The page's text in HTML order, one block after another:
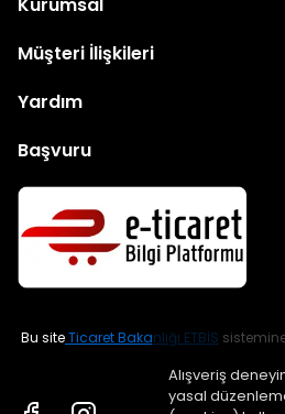
Alışveriş
yasal
Kurumsal
Müşteri İlişkileri
Yardım
Başvuru
Bu siteTicaret Bakanlığı ETBİS sistemine